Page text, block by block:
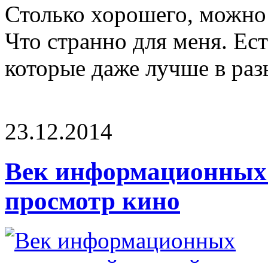
Столько хорошего, можно
Что странно для меня.
которые даже лучше в
23.12.2014
Век информационных
просмотр кино